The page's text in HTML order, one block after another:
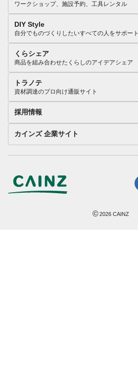
ワークショップ、施設予約、工具レンタル
DIY Style
自分でものづくりしたいすべての人をサポート
くらシェア
商品を組み合わせたくらしのアイデアシェア
トラノテ
資材調達のプロ向け通販サイト
採用情報
カインズ 企業サイト
©2026 CAINZ